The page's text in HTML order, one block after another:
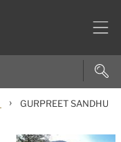
› GURPREET SANDHU